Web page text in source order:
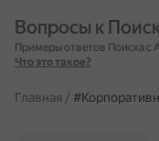
Вопросы к
Примеры ответов Поиска с
Что это такое?
Главная /